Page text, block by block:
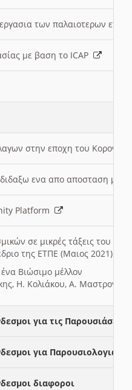
των παλαιοτερων
με βαση το ICAP
στην εποχη του
ενα απο αποσταση
Platform
σε μικρές τάξεις του
της ΕΤΠΕ (Μαιος 2021)
Βιώσιμο μέλλον
Η. Κολιάκου, Α.
για τις Παρουσιάσεις
για Παρουσιολογια
διαφοροι